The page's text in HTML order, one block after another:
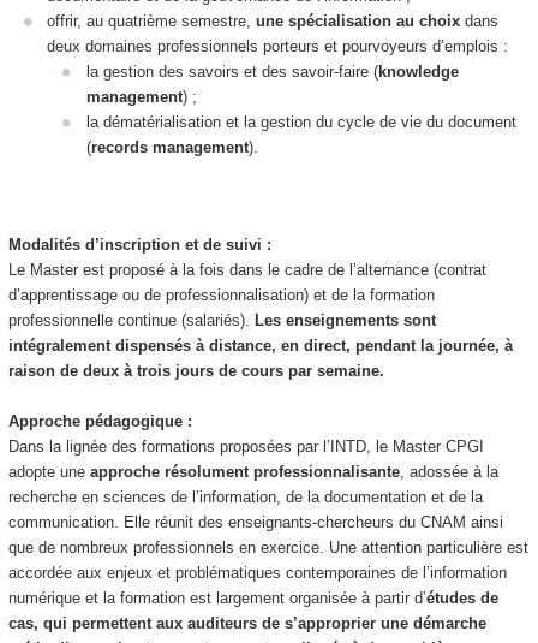
offrir, au quatrième semestre, une spécialisation au choix dans
deux domaines professionnels porteurs et pourvoyeurs d’emplois :
la gestion des savoirs et des savoir-faire (knowledge
management) ;
la dématérialisation et la gestion du cycle de vie du document
(records management).
Modalités d’inscription et de suivi :
Le Master est proposé à la fois dans le cadre de l’alternance(contrat
d’apprentissage ou de professionnalisation) et de la formation
professionnelle continue (salariés). Les enseignements sont
intégralement dispensés à distance, en direct, pendant la journée, à
raison de deux à trois jours de cours par semaine.
Approche pédagogique :
Dans la lignée des formations proposées par l’INTD, le Master CPGI
adopte une approche résolument professionnalisante, adossée à la
recherche en sciences de l’information, de la documentation et de la
communication. Elle réunit des enseignants-chercheurs du CNAM ainsi
que de nombreux professionnels en exercice. Une attention particulière est
accordée aux enjeux et problématiques contemporaines de l’information
numérique et la formation est largement organisée à partir d’études de
cas, qui permettent aux auditeurs de s’approprier une démarche